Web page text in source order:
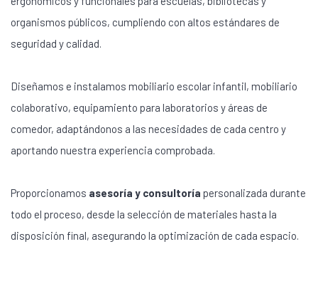
organismos públicos, cumpliendo con altos estándares de
seguridad y calidad.
Diseñamos e instalamos mobiliario escolar infantil, mobiliario
colaborativo, equipamiento para laboratorios y áreas de
comedor, adaptándonos a las necesidades de cada centro y
aportando nuestra experiencia comprobada.
Proporcionamos asesoría y consultoría personalizada durante
todo el proceso, desde la selección de materiales hasta la
disposición final, asegurando la optimización de cada espacio.